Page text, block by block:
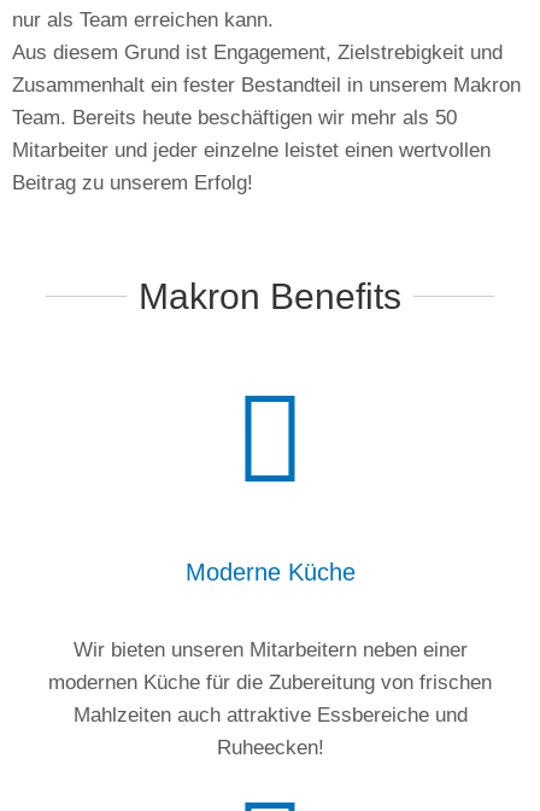
nur als Team erreichen kann.
Aus diesem Grund ist Engagement, Zielstrebigkeit und
Zusammenhalt ein fester Bestandteil in unserem Makron
Team. Bereits heute beschäftigen wir mehr als 50
Mitarbeiter und jeder einzelne leistet einen wertvollen
Beitrag zu unserem Erfolg!
Makron Benefits
Moderne Küche
Wir bieten unseren Mitarbeitern neben einer
modernen Küche für die Zubereitung von frischen
Mahlzeiten auch attraktive Essbereiche und
Ruheecken!